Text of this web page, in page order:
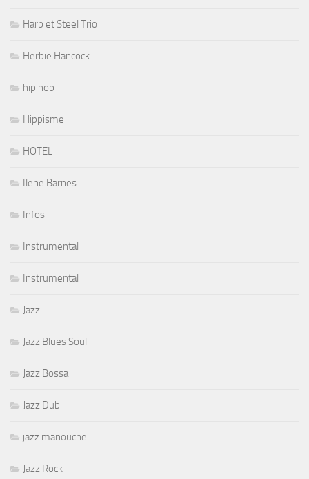
Harp et Steel Trio
Herbie Hancock
hip hop
Hippisme
HOTEL
Ilene Barnes
Infos
Instrumental
Instrumental
Jazz
Jazz Blues Soul
Jazz Bossa
Jazz Dub
jazz manouche
Jazz Rock